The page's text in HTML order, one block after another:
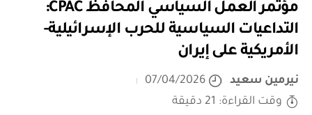
مؤتمر العمل السياسي المحافظ CPAC:
التداعيات السياسية للحرب الإسرائيلية-
الأمريكية على إيران
نيرمين سعيد
07/04/2026
وقت القراءة: 21 دقيقة